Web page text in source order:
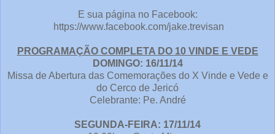
E sua página no Facebook:
https://www.facebook.com/jake.trevisan
PROGRAMAÇÃO COMPLETA DO 10 VINDE E VEDE
DOMINGO: 16/11/14
Missa de Abertura das Comemorações do X Vinde e Vede e
do Cerco de Jericó
Celebrante: Pe. André
SEGUNDA-FEIRA: 17/11/14